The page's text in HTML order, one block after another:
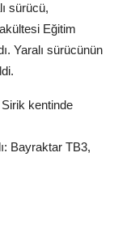
sürücü,
Eğitim
Yaralı sürücünün
kentinde
Bayraktar TB3,